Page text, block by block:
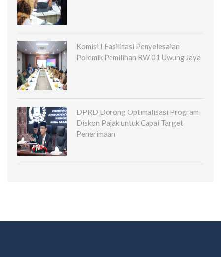
Komisi I Fasilitasi Penyelesaian
Polemik Pemilihan RW 01 Uwung Jaya
DPRD Dorong Optimalisasi Program
Diskon Pajak untuk Capai Target
Penerimaan